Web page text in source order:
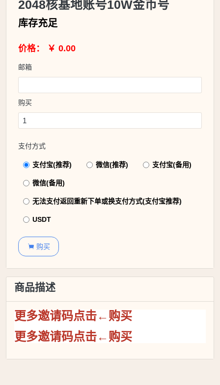
2048核基地账号10W金币号
库存充足
价格： ￥ 0.00
邮箱
购买
支付方式
支付宝(推荐) 微信(推荐) 支付宝(备用)
微信(备用)
无法支付返回重新下单或换支付方式(支付宝推荐)
USDT
 购买
商品描述
更多邀请码点击←购买
更多邀请码点击←购买